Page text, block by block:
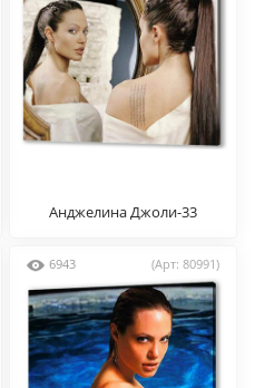
Анджелина Джоли-33
6943 (Арт: 80991)